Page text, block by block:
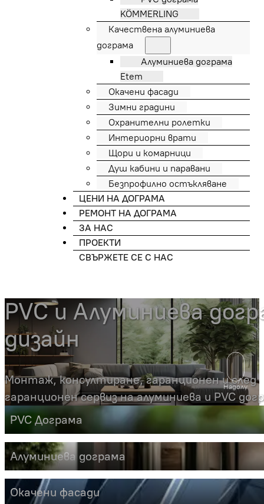
KÖMMERLING
Качествена алуминиева
дограма
Алуминиева дограма
Etem
Окачени фасади
Зимни градини
Охранителни ролетки
Интериорни врати
Щори и комарници
Душ кабини и паравани
Безпрофилно остъкляване
ЦЕНИ НА ДОГРАМА
РЕМОНТ НА ДОГРАМА
ЗА НАС
ПРОЕКТИ
СВЪРЖЕТЕ СЕ С НАС
PVC и Алуминиева
дизайн
Монтаж, консултиране, гаранционен и след
гаранционен сервиз на алуминиева и PVC
Надолу
PVC Дограма
Алуминиева дограма
Окачени фасади